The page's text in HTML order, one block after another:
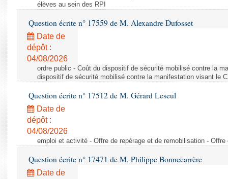
élèves au sein des RPI
Question écrite n° 17559 de M. Alexandre Dufosset
Date de
dépôt :
04/08/2026
ordre public - Coût du dispositif de sécurité mobilisé contre la
dispositif de sécurité mobilisé contre la manifestation visant le
Question écrite n° 17512 de M. Gérard Leseul
Date de
dépôt :
04/08/2026
emploi et activité - Offre de repérage et de remobilisation -
Question écrite n° 17471 de M. Philippe Bonnecarrère
Date de